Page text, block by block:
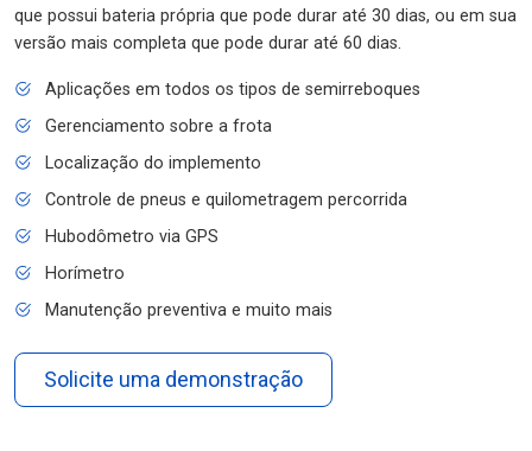
que possui bateria própria que pode durar até 30 dias, ou em sua
versão mais completa que pode durar até 60 dias.
Aplicações em todos os tipos de semirreboques
Gerenciamento sobre a frota
Localização do implemento
Controle de pneus e quilometragem percorrida
Hubodômetro via GPS
Horímetro
Manutenção preventiva e muito mais
Solicite uma demonstração